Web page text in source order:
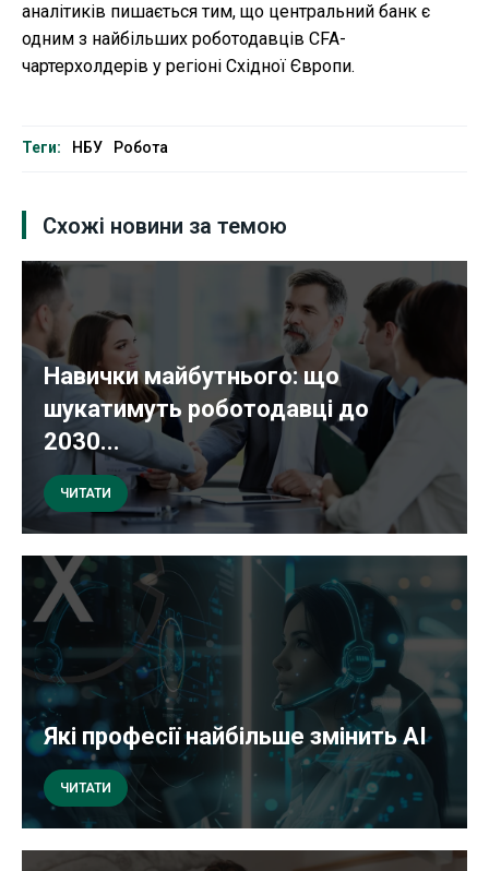
аналітиків пишається тим, що центральний банк є
одним з найбільших роботодавців CFA-
чартерхолдерів у регіоні Східної Європи.
Теги: НБУ Робота
Схожі новини за темою
Навички майбутнього: що
шукатимуть роботодавці до
2030...
ЧИТАТИ
Які професії найбільше змінить AI
ЧИТАТИ